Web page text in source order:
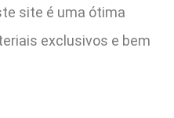
site é uma ótima
exclusivos e bem